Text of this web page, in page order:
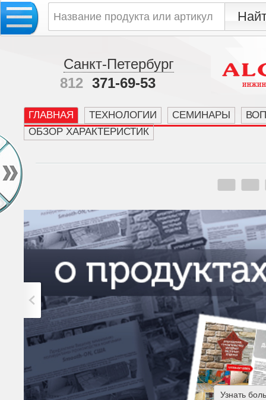
Санкт-Петербург
812 371-69-53
ГЛАВНАЯ ТЕХНОЛОГИИ СЕМИНАРЫ
ОБЗОР ХАРАКТЕРИСТИК
Узнать